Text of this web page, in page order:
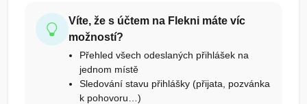
Víte, že s účtem na Flekni máte víc
možností?
Přehled všech odeslaných přihlášek na
jednom místě
Sledování stavu přihlášky (přijata, pozvánka
k pohovoru…)